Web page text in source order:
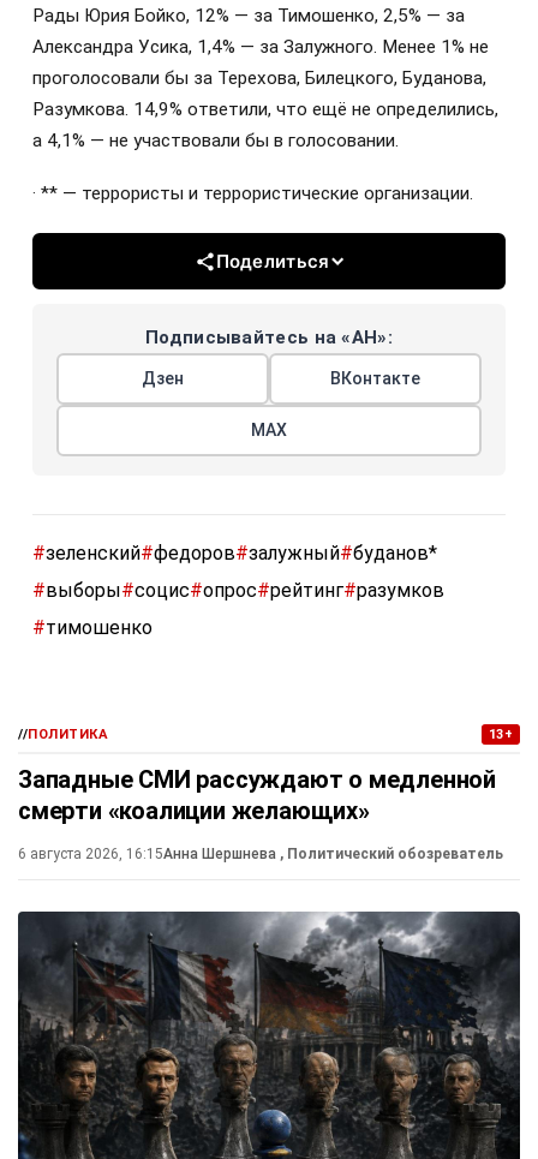
Рады Юрия Бойко, 12% — за Тимошенко, 2,5% — за
Александра Усика, 1,4% — за Залужного. Менее 1% не
проголосовали бы за Терехова, Билецкого, Буданова,
Разумкова. 14,9% ответили, что ещё не определились,
а 4,1% — не участвовали бы в голосовании.
· ** — террористы и террористические организации.
Поделиться
Подписывайтесь на «АН»:
Дзен ВКонтакте
МАХ
#зеленский#федоров#залужный#буданов*
#выборы#социс#опрос#рейтинг#разумков
#тимошенко
//ПОЛИТИКА 13+
Западные СМИ рассуждают о медленной
смерти «коалиции желающих»
6 августа 2026, 16:15Анна Шершнева , Политический обозреватель